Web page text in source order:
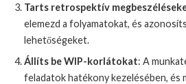
Tarts retrospektív
elemezd a folyamatokat, és
lehetőségeket.
Állíts be WIP-korlátokat: A
feladatok hatékony kezelésében, és